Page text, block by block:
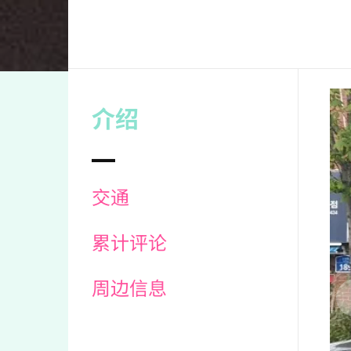
介绍
交通
累计评论
周边信息